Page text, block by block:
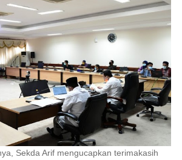
Sekda Arif mengucapkan terimakasih